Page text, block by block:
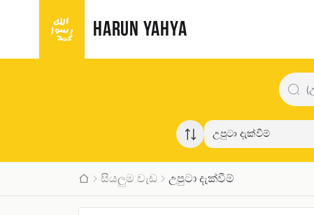
HARUN YAHYA
උපුටා දැක්වීම්
සියලුම වැඩ උපුටා දැක්වීම්